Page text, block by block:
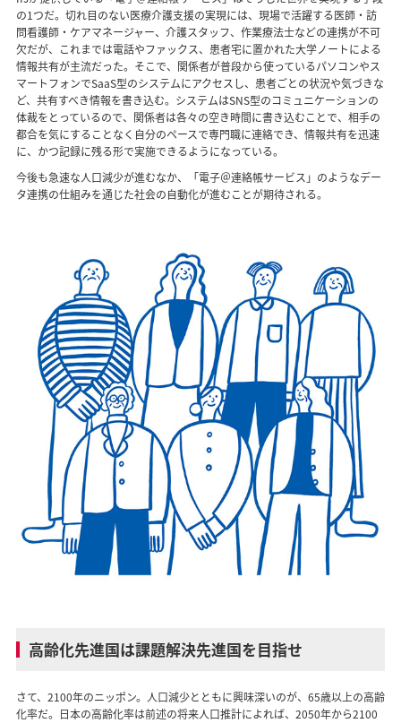
の1つだ。切れ目のない医療介護支援の実現には、現場で活躍する医師・訪
問看護師・ケアマネージャー、介護スタッフ、作業療法士などの連携が不可
欠だが、これまでは電話やファックス、患者宅に置かれた大学ノートによる
情報共有が主流だった。そこで、関係者が普段から使っているパソコンやス
マートフォンでSaaS型のシステムにアクセスし、患者ごとの状況や気づきな
ど、共有すべき情報を書き込む。システムはSNS型のコミュニケーションの
体裁をとっているので、関係者は各々の空き時間に書き込むことで、相手の
都合を気にすることなく自分のペースで専門職に連絡でき、情報共有を迅速
に、かつ記録に残る形で実施できるようになっている。
今後も急速な人口減少が進むなか、「電子＠連絡帳サービス」のようなデー
タ連携の仕組みを通じた社会の自動化が進むことが期待される。
高齢化先進国は課題解決先進国を目指せ
さて、2100年のニッポン。人口減少とともに興味深いのが、65歳以上の高齢
化率だ。日本の高齢化率は前述の将来人口推計によれば、2050年から2100